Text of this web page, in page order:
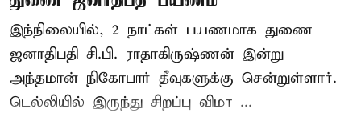
இந்நிலையில், 2 நாட்கள் பயணமாக துணை
ஜனாதிபதி சி.பி. ராதாகிருஷ்ணன் இன்று
அந்தமான் நிகோபார் தீவுகளுக்கு சென்றுள்ளார்.
டெல்லியில் இருந்து சிறப்பு விமா ...